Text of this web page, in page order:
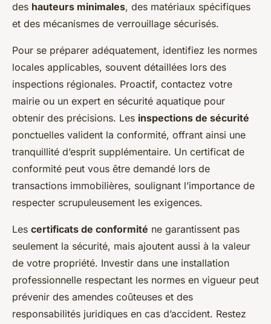
des hauteurs minimales, des matériaux spécifiques
et des mécanismes de verrouillage sécurisés.
Pour se préparer adéquatement, identifiez les normes
locales applicables, souvent détaillées lors des
inspections régionales. Proactif, contactez votre
mairie ou un expert en sécurité aquatique pour
obtenir des précisions. Les inspections de sécurité
ponctuelles valident la conformité, offrant ainsi une
tranquillité d’esprit supplémentaire. Un certificat de
conformité peut vous être demandé lors de
transactions immobilières, soulignant l’importance de
respecter scrupuleusement les exigences.
Les certificats de conformité ne garantissent pas
seulement la sécurité, mais ajoutent aussi à la valeur
de votre propriété. Investir dans une installation
professionnelle respectant les normes en vigueur peut
prévenir des amendes coûteuses et des
responsabilités juridiques en cas d’accident. Restez